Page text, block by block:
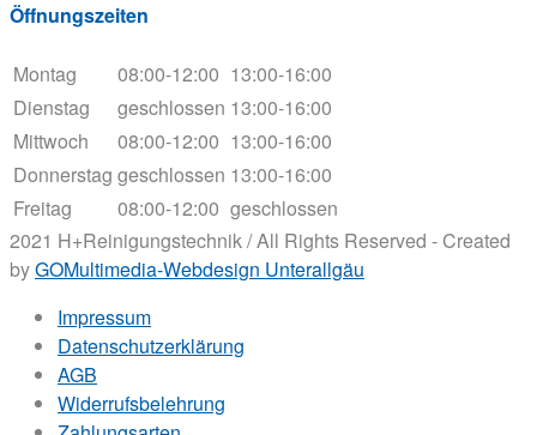
Öffnungszeiten
Montag 08:00-12:00 13:00-16:00
Dienstag
geschlossen 13:00-16:00
Mittwoch
08:00-12:00 13:00-16:00
Donnerstag geschlossen 13:00-16:00
Freitag
08:00-12:00 geschlossen
2021 H+Reinigungstechnik / All Rights Reserved - Created
byGOMultimedia-Webdesign Unterallgäu
Impressum
Datenschutzerklärung
AGB
Widerrufsbelehrung